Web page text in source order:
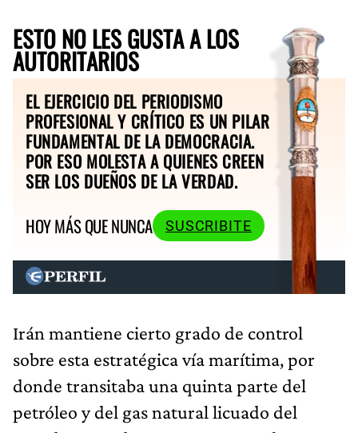
ESTO NO LES GUSTA A LOS
AUTORITARIOS
EL EJERCICIO DEL PERIODISMO
PROFESIONAL Y CRÍTICO ES UN PILAR
FUNDAMENTAL DE LA DEMOCRACIA.
POR ESO MOLESTA A QUIENES CREEN
SER LOS DUEÑOS DE LA VERDAD.
HOY MÁS QUE NUNCA
SUSCRIBITE
Irán mantiene cierto grado de control
sobre esta estratégica vía marítima, por
donde transitaba una quinta parte del
petróleo y del gas natural licuado del